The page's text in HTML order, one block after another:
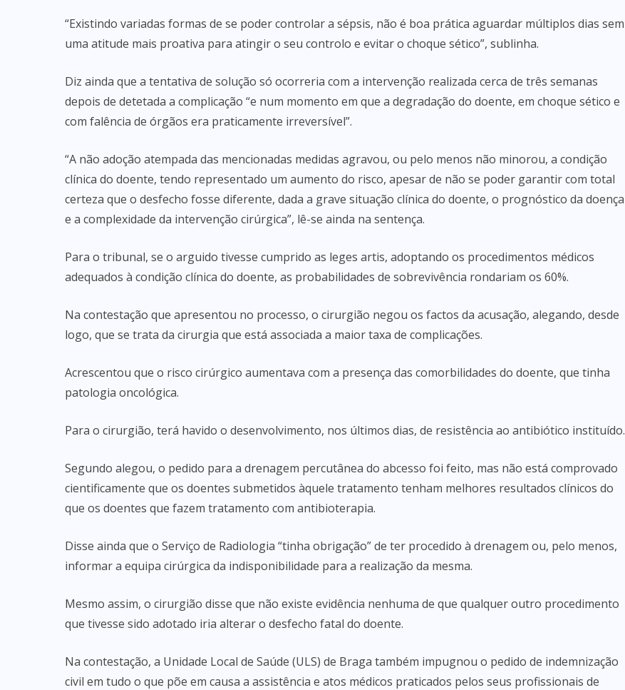
“Existindo variadas formas de se poder controlar a sépsis, não é boa prática aguardar múltiplos dias sem
uma atitude mais proativa para atingir o seu controlo e evitar o choque sético”, sublinha.
Diz ainda que a tentativa de solução só ocorreria com a intervenção realizada cerca de três semanas
depois de detetada a complicação “e num momento em que a degradação do doente, em choque sético e
com falência de órgãos era praticamente irreversível”.
“A não adoção atempada das mencionadas medidas agravou, ou pelo menos não minorou, a condição
clínica do doente, tendo representado um aumento do risco, apesar de não se poder garantir com total
certeza que o desfecho fosse diferente, dada a grave situação clínica do doente, o prognóstico da doença
e a complexidade da intervenção cirúrgica”, lê-se ainda na sentença.
Para o tribunal, se o arguido tivesse cumprido as leges artis, adoptando os procedimentos médicos
adequados à condição clínica do doente, as probabilidades de sobrevivência rondariam os 60%.
Na contestação que apresentou no processo, o cirurgião negou os factos da acusação, alegando, desde
logo, que se trata da cirurgia que está associada a maior taxa de complicações.
Acrescentou que o risco cirúrgico aumentava com a presença das comorbilidades do doente, que tinha
patologia oncológica.
Para o cirurgião, terá havido o desenvolvimento, nos últimos dias, de resistência ao antibiótico instituído.
Segundo alegou, o pedido para a drenagem percutânea do abcesso foi feito, mas não está comprovado
cientificamente que os doentes submetidos àquele tratamento tenham melhores resultados clínicos do
que os doentes que fazem tratamento com antibioterapia.
Disse ainda que o Serviço de Radiologia “tinha obrigação” de ter procedido à drenagem ou, pelo menos,
informar a equipa cirúrgica da indisponibilidade para a realização da mesma.
Mesmo assim, o cirurgião disse que não existe evidência nenhuma de que qualquer outro procedimento
que tivesse sido adotado iria alterar o desfecho fatal do doente.
Na contestação, a Unidade Local de Saúde (ULS) de Braga também impugnou o pedido de indemnização
civil em tudo o que põe em causa a assistência e atos médicos praticados pelos seus profissionais de